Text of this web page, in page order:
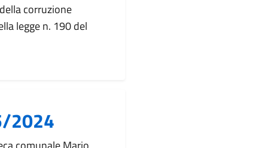
corruzione
legge n. 190 del
2024